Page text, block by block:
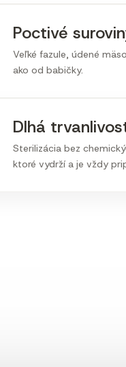
Poctivé
Veľké fazule, údené
ako od babičky.
Dlhá
Sterilizácia bez
ktoré vydrží a je vždy